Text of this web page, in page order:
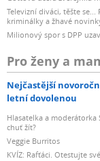
Televizní diváci, těšte
kriminálky a žhavé
Milionový spor s DPP
Pro ženy a
Nejčastější
letní dovolenou
Hlasatelka a moderátorka
chuť žít?
Veggie Burritos
KVÍZ: Rafťáci. Otestujte